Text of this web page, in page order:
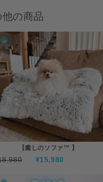
の商品
【癒しのソファ™ 】
¥15,980